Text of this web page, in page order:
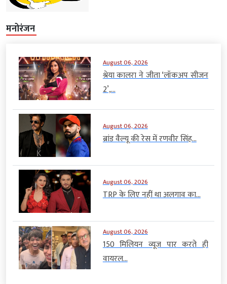
मनोरंजन
August 06, 2026
श्रेया कालरा ने जीता ‘लॉकअप सीजन
2’,...
August 06, 2026
ब्रांड वैल्यू की रेस में रणवीर सिंह...
August 06, 2026
TRP के लिए नहीं था अलगाव का...
August 06, 2026
150 मिलियन व्यूज पार करते ही
वायरल...